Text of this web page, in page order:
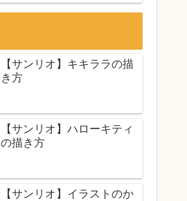
【サンリオ】キキララの描
き方
【サンリオ】ハローキティ
の描き方
【サンリオ】イラストのか